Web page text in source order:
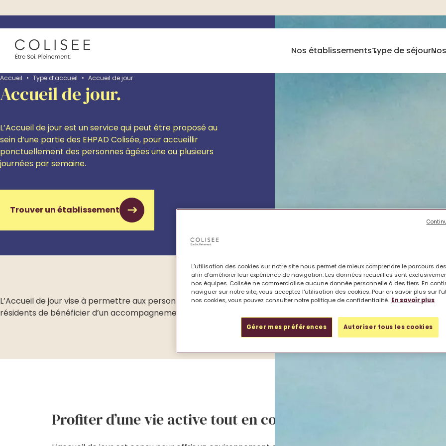
Nos établissementsType de séjour
Accueil • Type d’accueil • Accueil de jour
Accueil de jour.
L’Accueil de jour est un service qui peut être proposé au
sein d’une partie des EHPAD Colisée, pour accueillir
ponctuellement des personnes âgées une ou plusieurs
journées par semaine.
Trouver un établissement
L’Accueil de jour vise à permettre aux personnes âgées en perte d’autonomie de rester le plus longtemps
résidents de bénéficier d’un accompagnement personnalisé, et également de soulager les aidants en leur
Profiter d’une vie active tout en continuant à vivre à
L'utilisation des cookies sur notre site nous permet de mieux comprendre le parcours
afin d'améliorer leur expérience de navigation. Les données recueillies sont
nos équipes. Colisée ne commercialise aucune donnée personnelle à des tiers. En
naviguer sur notre site, vous acceptez l'utilisation des cookies. Pour en savoir plus sur
nos cookies, vous pouvez consulter notre politique de confidentialité. En savoir plus
Gérer mes préférences Autoriser tous les cookies